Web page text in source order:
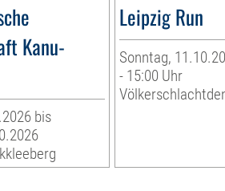
Kanu-
bis
Leipzig Run
Sonntag,
- 15:00 Uhr